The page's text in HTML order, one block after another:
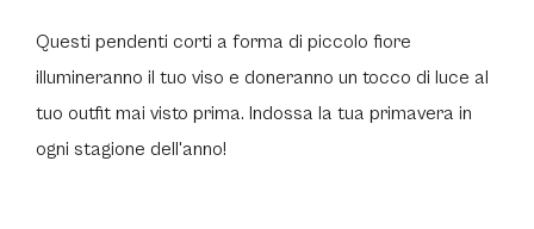
Questi pendenti corti a forma di piccolo fiore
illumineranno il tuo viso e doneranno un tocco di luce al
tuo outfit mai visto prima. Indossa la tua primavera in
ogni stagione dell'anno!